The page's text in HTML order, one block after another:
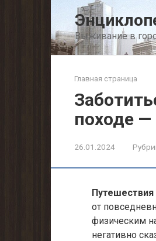
Выживание в
Главная страница
походе —
26.01.2024
от
физическим
негативно